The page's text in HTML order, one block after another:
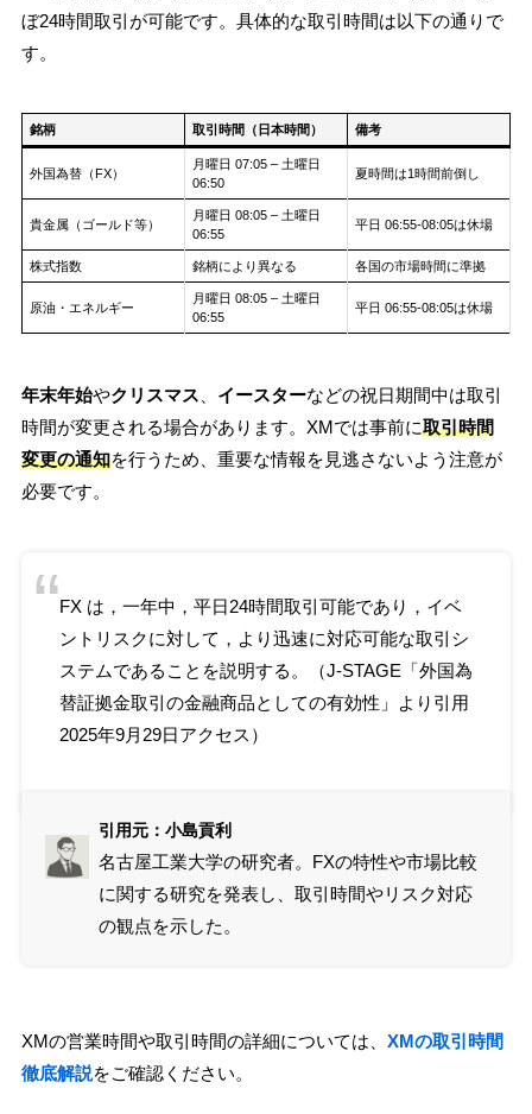
ぼ24時間取引が可能です。具体的な取引時間は以下の通りで
す。
銘柄 取引時間（日本時間） 備考
外国為替（FX）
月曜日 07:05 – 土曜日
06:50
夏時間は1時間前倒し
貴金属（ゴールド等）
月曜日 08:05 – 土曜日
06:55
平日 06:55-08:05は休場
株式指数 銘柄により異なる 各国の市場時間に準拠
原油・エネルギー
月曜日 08:05 – 土曜日
06:55
平日 06:55-08:05は休場
年末年始やクリスマス、 イースターなどの祝日期間中は取引
時間が変更される場合があります。XMでは事前に取引時間
変更の通知を行うため、重要な情報を見逃さないよう注意が
必要です。
FX は，一年中，平日24時間取引可能であり，イベ
ントリスクに対して，より迅速に対応可能な取引シ
ステムであることを説明する。（J-STAGE「外国為
替証拠金取引の金融商品としての有効性 」より引用
2025年9月29日アクセス）
引用元：小島貢利
名古屋工業大学の研究者。FXの特性や市場比較
に関する研究を発表し、取引時間やリスク対応
の観点を示した。
XMの営業時間や取引時間の詳細については、 XMの取引時間
徹底解説をご確認ください。